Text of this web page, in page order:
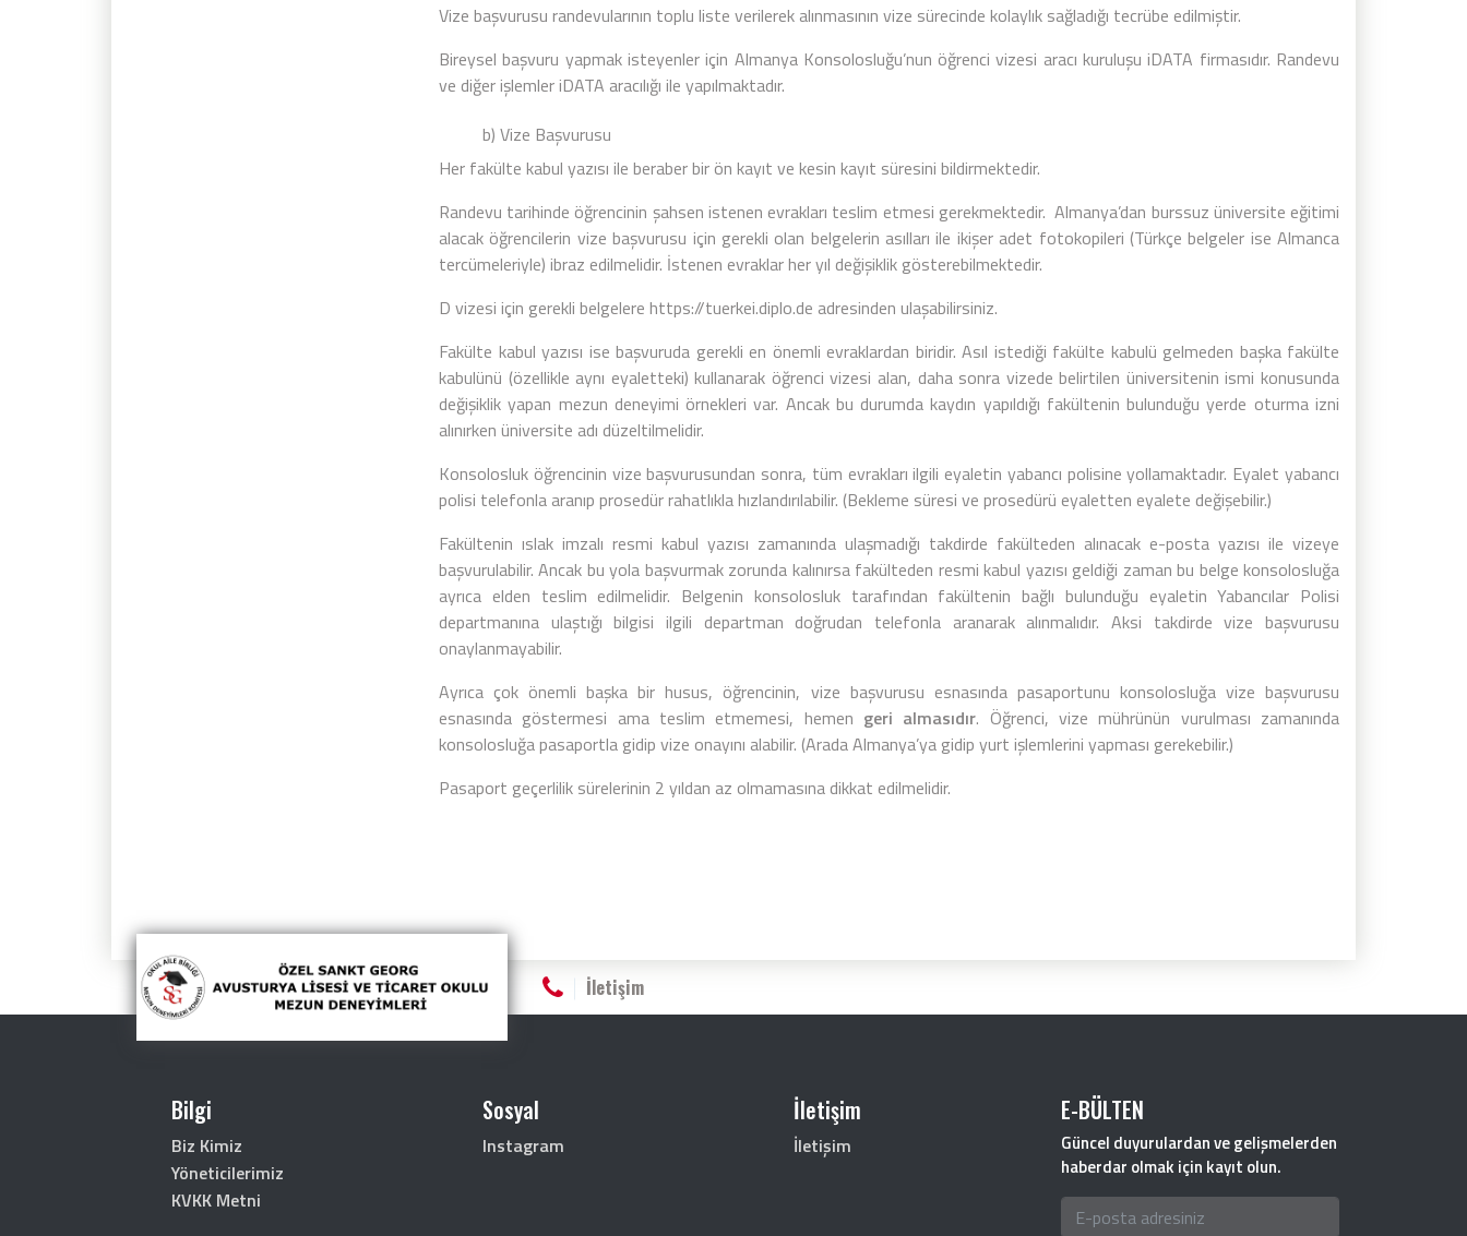
Vize başvurusu randevularının toplu liste verilerek alınmasının vize sürecinde kolaylık sağladığı tecrübe edilmiştir.
Bireysel başvuru yapmak isteyenler için Almanya Konsolosluğu’nun öğrenci vizesi aracı kuruluşu iDATA firmasıdır. Randevu
ve diğer işlemler iDATA aracılığı ile yapılmaktadır.
b) Vize Başvurusu
Her fakülte kabul yazısı ile beraber bir ön kayıt ve kesin kayıt süresini bildirmektedir.
Randevu tarihinde öğrencinin şahsen istenen evrakları teslim etmesi gerekmektedir. Almanya’dan burssuz üniversite eğitimi
alacak öğrencilerin vize başvurusu için gerekli olan belgelerin asılları ile ikişer adet fotokopileri (Türkçe belgeler ise Almanca
tercümeleriyle) ibraz edilmelidir. İstenen evraklar her yıl değişiklik gösterebilmektedir.
D vizesi için gerekli belgelere https://tuerkei.diplo.de adresinden ulaşabilirsiniz.
Fakülte kabul yazısı ise başvuruda gerekli en önemli evraklardan biridir. Asıl istediği fakülte kabulü gelmeden başka fakülte
kabulünü (özellikle aynı eyaletteki) kullanarak öğrenci vizesi alan, daha sonra vizede belirtilen üniversitenin ismi konusunda
değişiklik yapan mezun deneyimi örnekleri var. Ancak bu durumda kaydın yapıldığı fakültenin bulunduğu yerde oturma izni
alınırken üniversite adı düzeltilmelidir.
Konsolosluk öğrencinin vize başvurusundan sonra, tüm evrakları ilgili eyaletin yabancı polisine yollamaktadır. Eyalet yabancı
polisi telefonla aranıp prosedür rahatlıkla hızlandırılabilir. (Bekleme süresi ve prosedürü eyaletten eyalete değişebilir.)
Fakültenin ıslak imzalı resmi kabul yazısı zamanında ulaşmadığı takdirde fakülteden alınacak e-posta yazısı ile vizeye
başvurulabilir. Ancak bu yola başvurmak zorunda kalınırsa fakülteden resmi kabul yazısı geldiği zaman bu belge konsolosluğa
ayrıca elden teslim edilmelidir. Belgenin konsolosluk tarafından fakültenin bağlı bulunduğu eyaletin Yabancılar Polisi
departmanına ulaştığı bilgisi ilgili departman doğrudan telefonla aranarak alınmalıdır. Aksi takdirde vize başvurusu
onaylanmayabilir.
Ayrıca çok önemli başka bir husus, öğrencinin, vize başvurusu esnasında pasaportunu konsolosluğa vize başvurusu
esnasında göstermesi ama teslim etmemesi, hemen geri almasıdır. Öğrenci, vize mührünün vurulması zamanında
konsolosluğa pasaportla gidip vize onayını alabilir. (Arada Almanya’ya gidip yurt işlemlerini yapması gerekebilir.)
Pasaport geçerlilik sürelerinin 2 yıldan az olmamasına dikkat edilmelidir.
İletişim
Bilgi
Biz Kimiz
Yöneticilerimiz
KVKK Metni
Sosyal
Instagram
İletişim
İletişim
E-BÜLTEN
Güncel duyurulardan ve gelişmelerden
haberdar olmak için kayıt olun.